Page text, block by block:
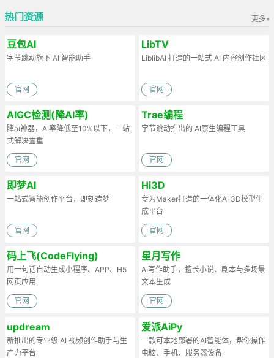
更多»
热门资源
豆包AI
字节跳动旗下 AI 智能助手
官网
LibTV
LiblibAI 打造的一站式 AI 内容创作社区
官网
AIGC检测(降AI率)
降ai神器，AI率降低至10%以下，一站
式解决查重
官网
Trae编程
字节跳动推出的 AI原生编程工具
官网
即梦AI
一站式智能创作平台，即刻造梦
官网
Hi3D
专为Maker打造的一体化AI 3D模型生
成平台
官网
码上飞(CodeFlying)
用一句话自动生成小程序、APP、H5
网页应用
官网
星月写作
AI写作助手，擅长小说、剧本与多场景
文本生成
官网
updream
新推出的专业级 AI 视频创作助手与生
产力平台
爱派AiPy
一款可本地部署的AI智能体，帮你操作
电脑、手机、服务器设备